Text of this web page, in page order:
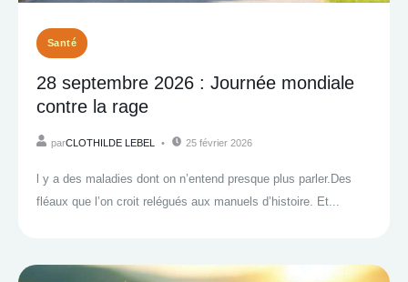
Santé
28 septembre 2026 : Journée mondiale
contre la rage
parCLOTHILDE LEBEL 25 février 2026
l y a des maladies dont on n’entend presque plus parler.Des
fléaux que l’on croit relégués aux manuels d’histoire. Et...